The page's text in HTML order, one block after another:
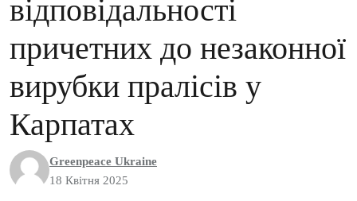
відповідальності
причетних до незаконної
вирубки пралісів у
Карпатах
Greenpeace Ukraine
18 Квітня 2025